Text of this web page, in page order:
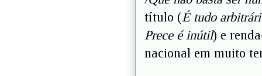
título (É tudo
Prece é inútil) e
nacional em muito